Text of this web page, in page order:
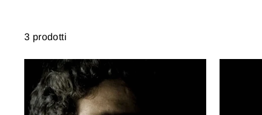
3 prodotti